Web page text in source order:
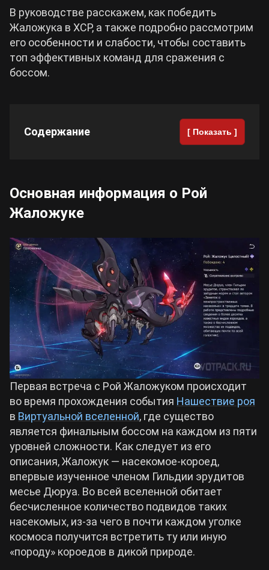
В руководстве расскажем, как победить
Жаложука в ХСР, а также подробно рассмотрим
его особенности и слабости, чтобы составить
топ эффективных команд для сражения с
боссом.
Содержание [ Показать ]
Основная информация о Рой
Жаложуке
Первая встреча с Рой Жаложуком происходит
во время прохождения события Нашествие роя
в Виртуальной вселенной, где существо
является финальным боссом на каждом из пяти
уровней сложности. Как следует из его
описания, Жаложук — насекомое-короед,
впервые изученное членом Гильдии эрудитов
месье Дюруа. Во всей вселенной обитает
бесчисленное количество подвидов таких
насекомых, из-за чего в почти каждом уголке
космоса получится встретить ту или иную
«породу» короедов в дикой природе.